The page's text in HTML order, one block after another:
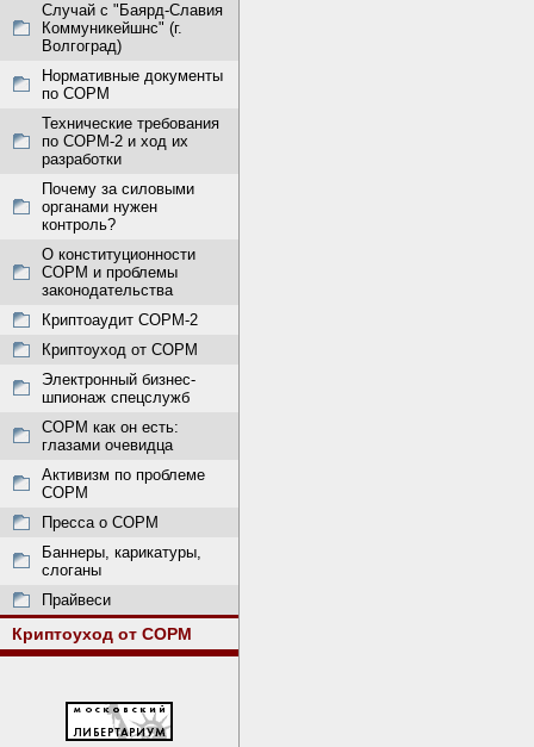
Случай с "Баярд-Славия
Коммуникейшнс" (г.
Волгоград)
Нормативные документы
по СОРМ
Технические требования
по СОРМ-2 и ход их
разработки
Почему за силовыми
органами нужен
контроль?
О конституционности
СОРМ и проблемы
законодательства
Криптоаудит СОРМ-2
Криптоуход от СОРМ
Электронный бизнес-
шпионаж спецслужб
СОРМ как он есть:
глазами очевидца
Активизм по проблеме
СОРМ
Пресса о СОРМ
Баннеры, карикатуры,
слоганы
Прайвеси
Криптоуход от СОРМ